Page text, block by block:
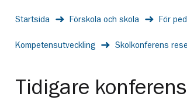
Startsida Förskola och skola För
Kompetensutveckling Skolkonferens
Tidigare